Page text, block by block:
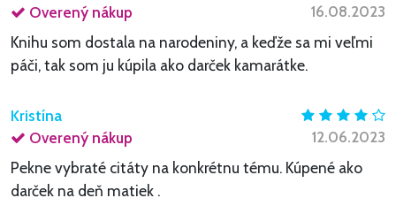
Overený nákup
16.08.2023
Knihu som dostala na narodeniny, a keďže sa mi veľmi
páči, tak som ju kúpila ako darček kamarátke.
Kristína
Overený nákup
12.06.2023
Pekne vybraté citáty na konkrétnu tému. Kúpené ako
darček na deň matiek .